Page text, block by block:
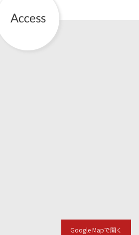
Google Mapで開く